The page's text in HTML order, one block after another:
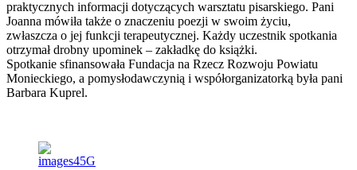
praktycznych informacji dotyczących warsztatu pisarskiego. Pani
Joanna mówiła także o znaczeniu poezji w swoim życiu,
zwłaszcza o jej funkcji terapeutycznej. Każdy uczestnik spotkania
otrzymał drobny upominek – zakładkę do książki.
Spotkanie sfinansowała Fundacja na Rzecz Rozwoju Powiatu
Monieckiego, a pomysłodawczynią i współorganizatorką była pani
Barbara Kuprel.